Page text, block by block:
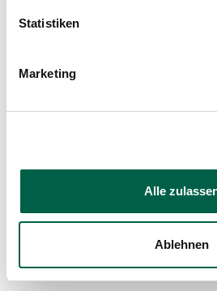
Statistiken
Marketing
Alle
Ablehnen
Bewegung pro Woche in Form
(beispielsweise Treppen steigen,
zumindest leicht ausser Atem zu
Können
übermässiger
das Risiko eines
erhöhen?